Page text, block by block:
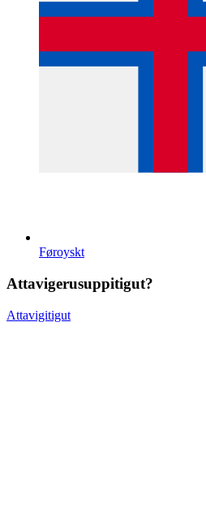
Føroyskt
Attavigerusuppitigut?
Attavigitigut